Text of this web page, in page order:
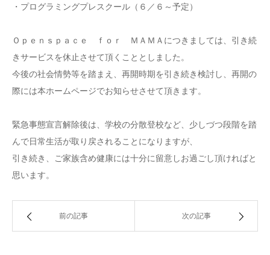
・プログラミングプレスクール（６／６～予定）
Ｏｐｅｎｓｐａｃｅ ｆｏｒ ＭＡＭＡにつきましては、引き続
きサービスを休止させて頂くこととしました。
今後の社会情勢等を踏まえ、再開時期を引き続き検討し、再開の
際には本ホームページでお知らせさせて頂きます。
緊急事態宣言解除後は、学校の分散登校など、少しづつ段階を踏
んで日常生活が取り戻されることになりますが、
引き続き、ご家族含め健康には十分に留意しお過ごし頂ければと
思います。
前の記事 次の記事